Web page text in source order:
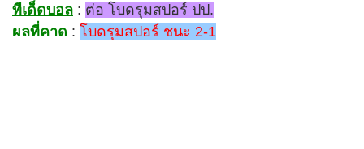
ทีเด็ดบอล : ต่อ โบดรุมสปอร์ ปป.
ผลที่คาด : โบดรุมสปอร์ ชนะ 2-1